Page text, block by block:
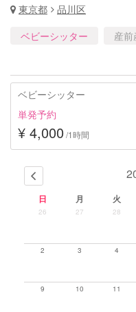
東京都
品川区
ベビーシッター
産前
ベビーシッター
単発予約
¥ 4,000 /1時間
日 月 火
26 27 28
2 3 4
9 10 11